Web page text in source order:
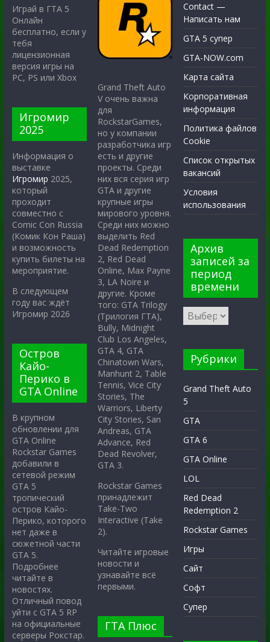
Играй в ГТА 5
Онлайн
бесплатно, если у
тебя
лицензионная
версия игры на
PC, PS или Xbox
Игромир
2025
Информация о
выставке
Игромир 2025,
который
проходит
совместно с
Comic Con Russia
(Комик Кон Раша)
и возможность
купить билеты на
мероприятие.
В следующем
году вас ждёт
Игромир 2026
Остров
Кайо-
Перико в
GTA Online
В крупном
обновлении для
GTA Online
Rockstar Games
добавили в
сетевой режим
GTA 5
тропический
остров Кайо-
Перико, которого
нет даже в
сюжетной части
GTA 5.
Подробнее
читайте в
новостях.
Отличный повод
уйти с GTA 5 RP
на официальные
серверы Рокстар.
Grand Theft Auto
V очень важна
для
RockstarGames,
но у компании
разработчика игр
есть и другие
проекты. Среди
них вся серия игр
GTA и другие
крупные игры
мирового уровня.
Среди них можно
выделить Red
Dead Redemption
2, Red Dead
Online, Max Payne
3, LA Noire и
другие. Кроме
того: GTA Trilogy
(Трилогия ГТА),
Bully, Midnight
Club Los Angeles,
GTA 4, GTA
Chinatown Wars,
Manhunt 2, Table
Tennis, Vice City
Stories, The
Warriors, Liberty
City Stories, San
Andreas, GTA
Advance, Red
Dead Revolver,
GTA 3.
Rockstar Games
принадлежит
Take-Two
Interactive (Take
2).
Читайте игровые
новости и
узнавайте всё
первыми.
ГТА Плюс
Contact —
Написать нам
GTA 5 супер
GTA-NOW.com
Карта сайта
Корпоративная
информация
Политика файлов
Cookie
Список открытых
вакансий
Условия
использования
Архив
записей за
период
времени
Рубрики
Grand Theft Auto
5
GTA
GTA 6
GTA Online
LOL
Red Dead
Redemption 2
Rockstar Games
Игры
Сайт
Софт
Супер